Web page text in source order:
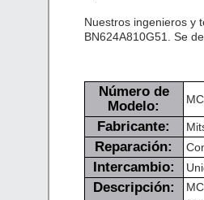
Nuestros ingenieros y
BN624A810G51. Se
Número de
Modelo:
Fabricante:
Reparación:
Intercambio:
Descripción: